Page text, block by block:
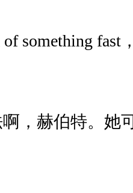
fast，
赫伯特。她